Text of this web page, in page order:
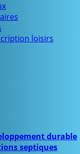
loisirs
durable
septiques